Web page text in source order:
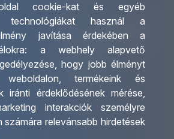
cookie-kat és egyéb
technológiákat használ a
javítása érdekében a
a webhely alapvető
, hogy jobb élményt
,termékeink és
iránti érdeklődésének mérése,
interakciók személyre
számára relevánsabb hirdetések
Irodáink
Utazásszervező partnereink
Viszonteladó Partnereink
Partnereinknek
Utazási kérdőív
Impresszum